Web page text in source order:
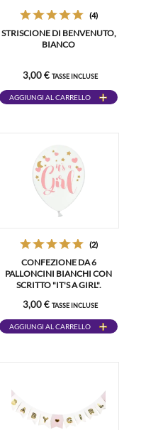
(4)
STRISCIONE DI BENVENUTO,
BIANCO
3,00 € TASSE INCLUSE
AGGIUNGI AL CARRELLO
(2)
CONFEZIONE DA 6
PALLONCINI BIANCHI CON
SCRITTO "IT'S A GIRL".
3,00 € TASSE INCLUSE
AGGIUNGI AL CARRELLO